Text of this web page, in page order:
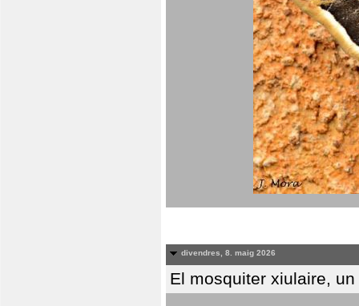
divendres, 8. maig 2026
El mosquiter xiulaire,